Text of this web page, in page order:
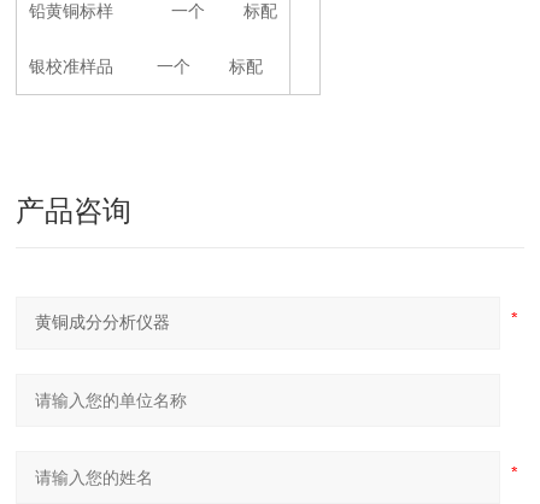
铅黄铜标样 一个 标配
银校准样品 一个 标配
产品咨询